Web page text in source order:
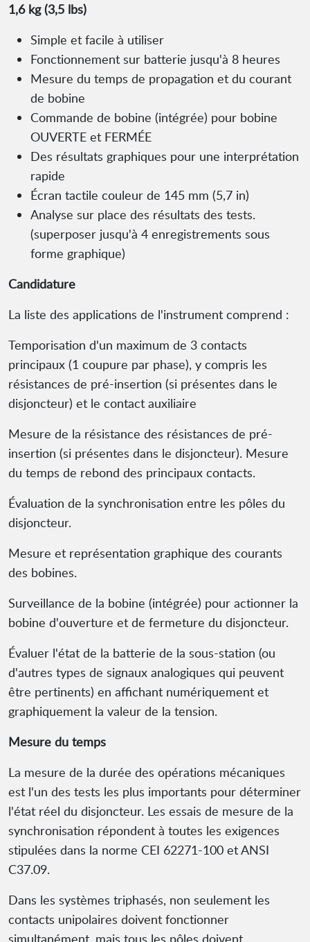
1,6 kg (3,5 lbs)
Simple et facile à utiliser
Fonctionnement sur batterie jusqu'à 8 heures
Mesure du temps de propagation et du courant
de bobine
Commande de bobine (intégrée) pour bobine
OUVERTE et FERMÉE
Des résultats graphiques pour une interprétation
rapide
Écran tactile couleur de 145 mm (5,7 in)
Analyse sur place des résultats des tests.
(superposer jusqu'à 4 enregistrements sous
forme graphique)
Candidature
La liste des applications de l'instrument comprend :
Temporisation d'un maximum de 3 contacts
principaux (1 coupure par phase), y compris les
résistances de pré-insertion (si présentes dans le
disjoncteur) et le contact auxiliaire
Mesure de la résistance des résistances de pré-
insertion (si présentes dans le disjoncteur). Mesure
du temps de rebond des principaux contacts.
Évaluation de la synchronisation entre les pôles du
disjoncteur.
Mesure et représentation graphique des courants
des bobines.
Surveillance de la bobine (intégrée) pour actionner la
bobine d'ouverture et de fermeture du disjoncteur.
Évaluer l'état de la batterie de la sous-station (ou
d'autres types de signaux analogiques qui peuvent
être pertinents) en affichant numériquement et
graphiquement la valeur de la tension.
Mesure du temps
La mesure de la durée des opérations mécaniques
est l'un des tests les plus importants pour déterminer
l'état réel du disjoncteur. Les essais de mesure de la
synchronisation répondent à toutes les exigences
stipulées dans la norme CEI 62271-100 et ANSI
C37.09.
Dans les systèmes triphasés, non seulement les
contacts unipolaires doivent fonctionner
simultanément, mais tous les pôles doivent